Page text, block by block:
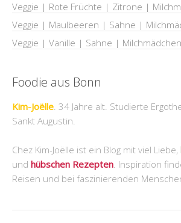
Veggie | Rote Früchte | Zitrone |
Veggie | Maulbeeren | Sahne |
Veggie | Vanille | Sahne | Milchmädchen
Foodie aus Bonn
Kim-Joëlle. 34 Jahre alt. Studierte
Sankt Augustin.
Chez Kim-Joëlle ist ein Blog mit viel Liebe,
und hübschen Rezepten. Inspiration
Reisen und bei faszinierenden